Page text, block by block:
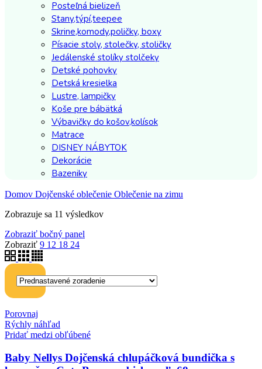
Posteľná bielizeň
Stany,týpí,teepee
Skrine,komody,poličky, boxy
Písacie stoly, stolečky, stoličky
Jedálenské stolíky stolčeky
Detské pohovky
Detská kresielka
Lustre, lampičky
Koše pre bábätká
Výbavičky do košov,kolísok
Matrace
DISNEY NÁBYTOK
Dekorácie
Bazeniky
Domov Dojčenské oblečenie Oblečenie na zimu
Zobrazuje sa 11 výsledkov
Zobraziť bočný panel
Zobraziť 9 12 18 24
Porovnaj
Rýchly náhľad
Pridať medzi obľúbené
Baby Nellys Dojčenská chlupáčková bundička s